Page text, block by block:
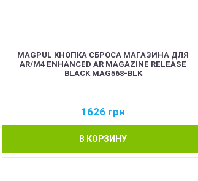
MAGPUL КНОПКА СБРОСА МАГАЗИНА ДЛЯ
AR/M4 ENHANCED AR MAGAZINE RELEASE
BLACK MAG568-BLK
1626 грн
В КОРЗИНУ